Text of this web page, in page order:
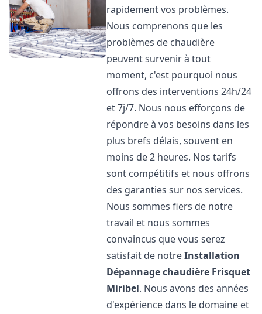
rapidement vos problèmes.
Nous comprenons que les
problèmes de chaudière
peuvent survenir à tout
moment, c'est pourquoi nous
offrons des interventions 24h/24
et 7j/7. Nous nous efforçons de
répondre à vos besoins dans les
plus brefs délais, souvent en
moins de 2 heures. Nos tarifs
sont compétitifs et nous offrons
des garanties sur nos services.
Nous sommes fiers de notre
travail et nous sommes
convaincus que vous serez
satisfait de notreInstallation
Dépannage chaudière Frisquet
Miribel. Nous avons des années
d'expérience dans le domaine et